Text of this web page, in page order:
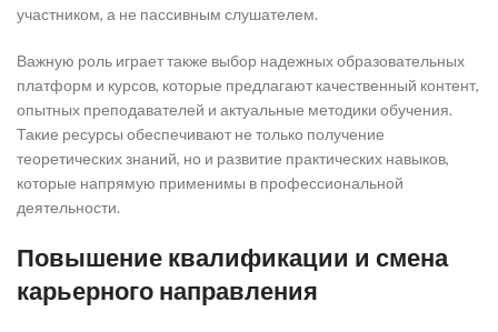
участником, а не пассивным слушателем.
Важную роль играет также выбор надежных образовательных
платформ и курсов, которые предлагают качественный контент,
опытных преподавателей и актуальные методики обучения.
Такие ресурсы обеспечивают не только получение
теоретических знаний, но и развитие практических навыков,
которые напрямую применимы в профессиональной
деятельности.
Повышение квалификации и смена
карьерного направления